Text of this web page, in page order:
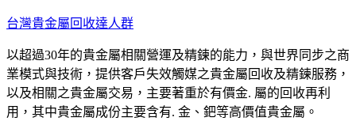
跳
主
要
內
容
台灣貴金屬回收達人群
以超過30年的貴金屬相關營運及精鍊的能力，與世界同步之商
業模式與技術，提供客戶失效觸媒之貴金屬回收及精鍊服務，
以及相關之貴金屬交易，主要著重於有價金. 屬的回收再利
用，其中貴金屬成份主要含有. 金、鈀等高價值貴金屬。